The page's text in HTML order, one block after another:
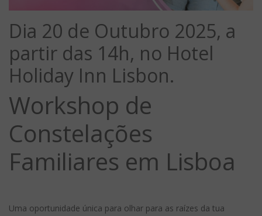
Dia 20 de Outubro 2025, a
partir das 14h, no Hotel
Holiday Inn Lisbon.
Workshop de
Constelações
Familiares em Lisboa
Uma oportunidade única para olhar para as raízes da tua